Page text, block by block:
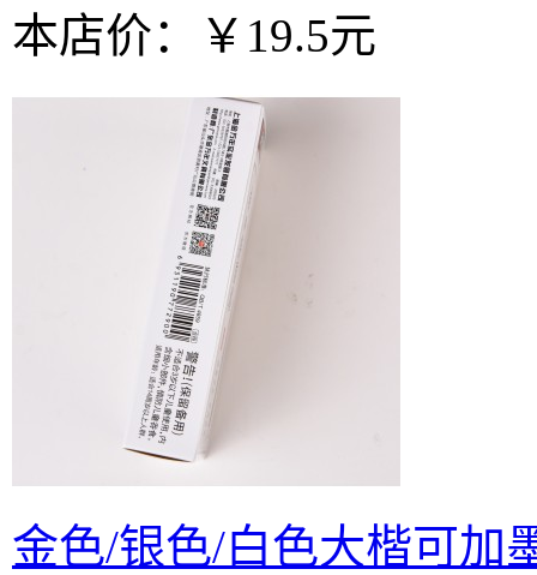
本店价：
￥19.5元
金色/银色/白色大楷可加